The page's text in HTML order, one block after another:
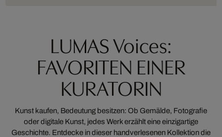
LUMAS Voices:
FAVORITEN EINER
KURATORIN
Kunst kaufen, Bedeutung besitzen: Ob Gemälde, Fotografie
oder digitale Kunst, jedes Werk erzählt eine einzigartige
Geschichte. Entdecke in dieser handverlesenen Kollektion die